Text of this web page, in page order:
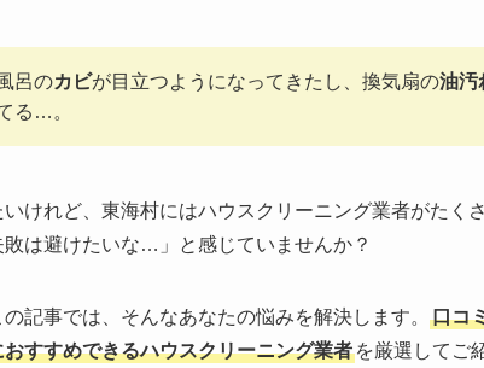
呂のカビが目立つようになってきたし、換気扇の油汚
る…。
いけれど、東海村にはハウスクリーニング業者がたく
は避けたいな…」と感じていませんか？
記事では、そんなあなたの悩みを解決します。
口コ
すすめできるハウスクリーニング業者 を厳選してご